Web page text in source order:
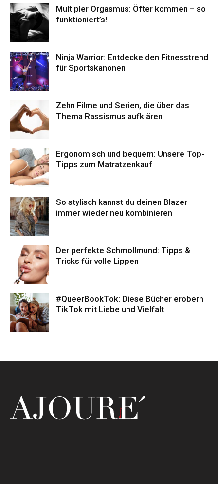
Multipler Orgasmus: Öfter kommen – so
funktioniert’s!
Ninja Warrior: Entdecke den Fitnesstrend
für Sportskanonen
Zehn Filme und Serien, die über das
Thema Rassismus aufklären
Ergonomisch und bequem: Unsere Top-
Tipps zum Matratzenkauf
So stylisch kannst du deinen Blazer
immer wieder neu kombinieren
Der perfekte Schmollmund: Tipps &
Tricks für volle Lippen
#QueerBookTok: Diese Bücher erobern
TikTok mit Liebe und Vielfalt